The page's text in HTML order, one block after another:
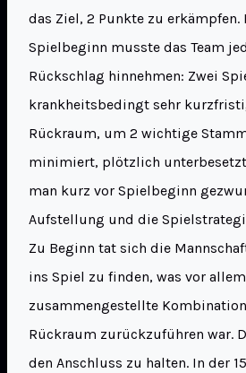
das Ziel, 2 Punkte zu erkämpfen.
Spielbeginn musste das Team
Rückschlag hinnehmen: Zwei
krankheitsbedingt sehr
Rückraum, um 2 wichtige
minimiert, plötzlich
man kurz vor Spielbeginn
Aufstellung und die
Zu Beginn tat sich die
ins Spiel zu finden, was vor
zusammengestellte
Rückraum zurückzuführen war.
den Anschluss zu halten. In der